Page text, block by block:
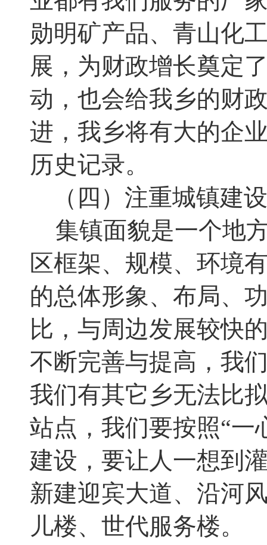
勋明矿产品、青山化
展 ， 为财政增长奠定
动，也会给我乡的财
进，我乡将有大的企
历史记录。
（四）注重城镇建
集镇面貌是一个地
区框架、规模、环境
的总体形象、布局、
比 ， 与周边发展较快
不断完善与提高 ， 我
我们有其它乡无法比
站点，我们要按照“一
建设，要让人一想到
新建迎宾大道、沿河
儿楼、世代服务楼。